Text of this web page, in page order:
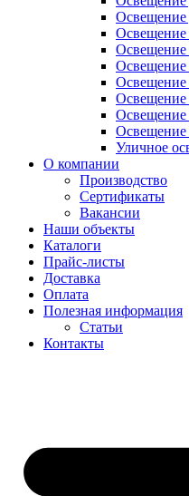
Освещение
Освещение
Освещение
Освещение
Освещение
Освещение
Уличное
О компании
Производство
Сертификаты
Вакансии
Наши объекты
Каталоги
Прайс-листы
Доставка
Оплата
Полезная информация
Статьи
Контакты